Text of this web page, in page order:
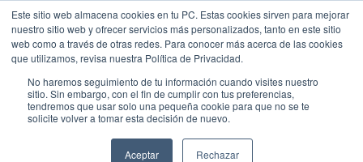
Este sitio web almacena cookies en tu PC. Estas cookies sirven para mejorar
nuestro sitio web y ofrecer servicios más personalizados, tanto en este sitio
web como a través de otras redes. Para conocer más acerca de las cookies
que utilizamos, revisa nuestra Política de Privacidad.
No haremos seguimiento de tu información cuando visites nuestro
sitio. Sin embargo, con el fin de cumplir con tus preferencias,
tendremos que usar solo una pequeña cookie para que no se te
solicite volver a tomar esta decisión de nuevo.
Aceptar Rechazar
BARCODE READER ACCESSORIES